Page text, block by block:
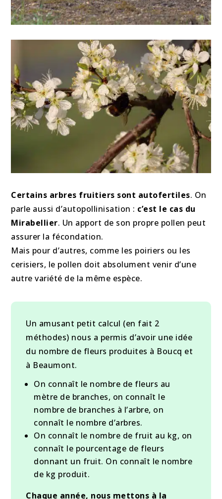
Certains arbres fruitiers sont autofertiles. On
parle aussi d’autopollinisation : c’est le cas du
Mirabellier. Un apport de son propre pollen peut
assurer la fécondation.
Mais pour d’autres, comme les poiriers ou les
cerisiers, le pollen doit absolument venir d’une
autre variété de la même espèce.
Un amusant petit calcul (en fait 2
méthodes) nous a permis d’avoir une idée
du nombre de fleurs produites à Boucq et
à Beaumont.
On connaît le nombre de fleurs au
mètre de branches, on connaît le
nombre de branches à l’arbre, on
connaît le nombre d’arbres.
On connaît le nombre de fruit au kg, on
connaît le pourcentage de fleurs
donnant un fruit. On connaît le nombre
de kg produit.
Chaque année, nous mettons à la